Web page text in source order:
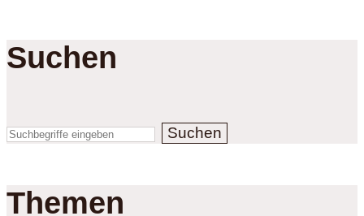
Suchen
Suchen
Themen